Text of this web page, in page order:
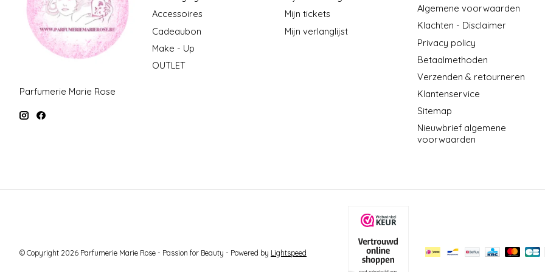
Parfumerie Marie Rose
Accessoires
Cadeaubon
Make - Up
OUTLET
Mijn tickets
Mijn verlanglijst
Algemene voorwaarden
Klachten - Disclaimer
Privacy policy
Betaalmethoden
Verzenden & retourneren
Klantenservice
Sitemap
Nieuwbrief algemene
voorwaarden
© Copyright 2026 Parfumerie Marie Rose - Passion for Beauty - Powered by Lightspeed